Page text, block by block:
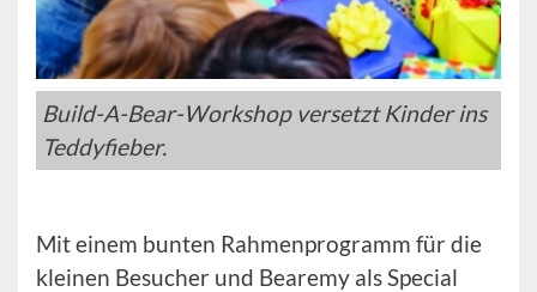
Build-A-Bear-Workshop versetzt Kinder ins
Teddyfieber.
Mit einem bunten Rahmenprogramm für die
kleinen Besucher und Bearemy als Special